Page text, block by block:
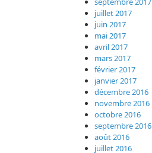
juillet 2017
juin 2017
mai 2017
avril 2017
mars 2017
février 2017
janvier 2017
décembre 2016
novembre 2016
octobre 2016
septembre 2016
août 2016
juillet 2016